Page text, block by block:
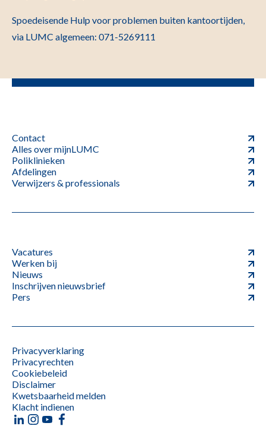
Spoedeisende Hulp voor problemen buiten kantoortijden,
via LUMC algemeen: 071-5269111
Contact
Alles over mijnLUMC
Poliklinieken
Afdelingen
Verwijzers & professionals
Vacatures
Werken bij
Nieuws
Inschrijven nieuwsbrief
Pers
Privacyverklaring
Privacyrechten
Cookiebeleid
Disclaimer
Kwetsbaarheid melden
Klacht indienen